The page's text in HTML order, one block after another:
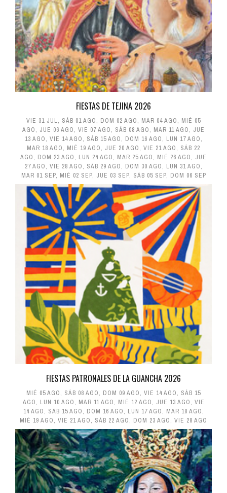
FIESTAS DE TEJINA 2026
VIE 31 JUL, SÁB 01 AGO, DOM 02 AGO, MAR 04 AGO, MIÉ 05
AGO, JUE 06 AGO, VIE 07 AGO, SÁB 08 AGO, MAR 11 AGO, JUE
13 AGO, VIE 14 AGO, SÁB 15 AGO, DOM 16 AGO, LUN 17 AGO,
MAR 18 AGO, MIÉ 19 AGO, JUE 20 AGO, VIE 21 AGO, SÁB 22
AGO, DOM 23 AGO, LUN 24 AGO, MAR 25 AGO, MIÉ 26 AGO, JUE
27 AGO, VIE 28 AGO, SÁB 29 AGO, DOM 30 AGO, LUN 31 AGO,
MAR 01 SEP, MIÉ 02 SEP, JUE 03 SEP, SÁB 05 SEP, DOM 06 SEP
FIESTAS PATRONALES DE LA GUANCHA 2026
MIÉ 05 AGO, SÁB 08 AGO, DOM 09 AGO, VIE 14 AGO, SÁB 15
AGO, LUN 10 AGO, MAR 11 AGO, MIÉ 12 AGO, JUE 13 AGO, VIE
14 AGO, SÁB 15 AGO, DOM 16 AGO, LUN 17 AGO, MAR 18 AGO,
MIÉ 19 AGO, VIE 21 AGO, SÁB 22 AGO, DOM 23 AGO, VIE 28 AGO